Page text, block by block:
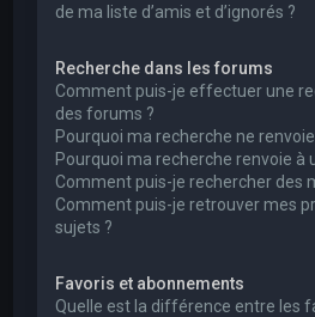
de ma liste d’amis et d’ignorés ?
Recherche dans les forums
Comment puis-je effectuer une
des forums ?
Pourquoi ma recherche ne
Pourquoi ma recherche renvoie à
Comment puis-je rechercher des
Comment puis-je retrouver mes
sujets ?
Favoris et abonnements
Quelle est la différence entre les